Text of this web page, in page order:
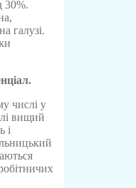
30%.
галузі.
числі у
вищий
і